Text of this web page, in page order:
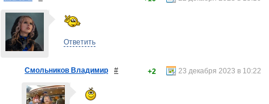
Ответить
Смольников Владимир # 23 декабря 2023 в 10:22
+2